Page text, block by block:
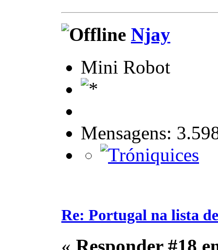
Njay
Mini Robot
Mensagens:
Re: Portugal na lista